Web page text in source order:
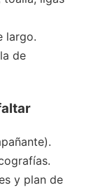
largo.
de
y plan de